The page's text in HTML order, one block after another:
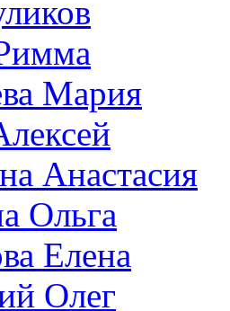
Мария
Анастасия
Ольга
Елена
Олег